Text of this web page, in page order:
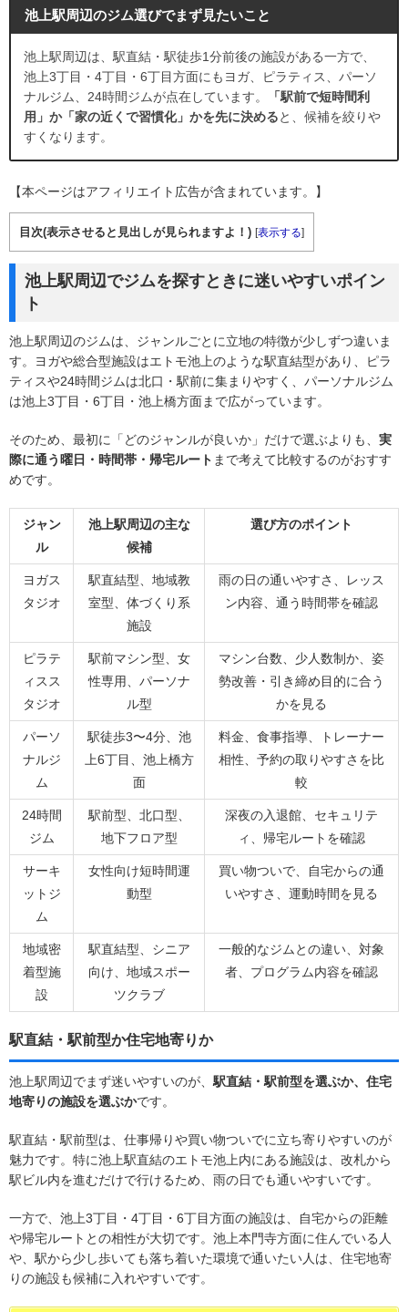
池上駅周辺のジム選びでまず見たいこと
池上駅周辺は、駅直結・駅徒歩1分前後の施設がある一方で、
池上3丁目・4丁目・6丁目方面にもヨガ、ピラティス、パーソ
ナルジム、24時間ジムが点在しています。
「駅前で短時間利
用」か「家の近くで習慣化」かを先に決めると、候補を絞りや
すくなります。
【本ページはアフィリエイト広告が含まれています。】
目次(表示させると見出しが見られますよ！) [表示する]
池上駅周辺でジムを探すときに迷いやすいポイン
ト
池上駅周辺のジムは、ジャンルごとに立地の特徴が少しずつ違いま
す。ヨガや総合型施設はエトモ池上のような駅直結型があり、ピラ
ティスや24時間ジムは北口・駅前に集まりやすく、パーソナルジム
は池上3丁目・6丁目・池上橋方面まで広がっています。
そのため、最初に「どのジャンルが良いか」だけで選ぶよりも、 実
際に通う曜日・時間帯・帰宅ルート まで考えて比較するのがおすす
めです。
ジャン
ル
池上駅周辺の主な
候補
選び方のポイント
ヨガス
タジオ
駅直結型、地域教
室型、体づくり系
施設
雨の日の通いやすさ、レッス
ン内容、通う時間帯を確認
ピラテ
ィスス
タジオ
駅前マシン型、女
性専用、パーソナ
ル型
マシン台数、少人数制か、姿
勢改善・引き締め目的に合う
かを見る
パーソ
ナルジ
ム
駅徒歩3〜4分、池
上6丁目、池上橋方
面
料金、食事指導、トレーナー
相性、予約の取りやすさを比
較
24時間
ジム
駅前型、北口型、
地下フロア型
深夜の入退館、セキュリテ
ィ、帰宅ルートを確認
サーキ
ットジ
ム
女性向け短時間運
動型
買い物ついで、自宅からの通
いやすさ、運動時間を見る
地域密
着型施
設
駅直結型、シニア
向け、地域スポー
ツクラブ
一般的なジムとの違い、対象
者、プログラム内容を確認
駅直結・駅前型か住宅地寄りか
池上駅周辺でまず迷いやすいのが、 駅直結・駅前型を選ぶか、住宅
地寄りの施設を選ぶかです。
駅直結・駅前型は、仕事帰りや買い物ついでに立ち寄りやすいのが
魅力です。特に池上駅直結のエトモ池上内にある施設は、改札から
駅ビル内を進むだけで行けるため、雨の日でも通いやすいです。
一方で、池上3丁目・4丁目・6丁目方面の施設は、自宅からの距離
や帰宅ルートとの相性が大切です。池上本門寺方面に住んでいる人
や、駅から少し歩いても落ち着いた環境で通いたい人は、住宅地寄
りの施設も候補に入れやすいです。